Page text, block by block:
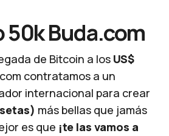
Buda.com
de Bitcoin a los US$
contratamos a un
internacional para crear
más bellas que jamás
es que ¡te las vamos a